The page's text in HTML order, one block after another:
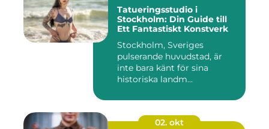
Tatueringsstudio i
Stockholm: Din Guide till
Ett Fantastiskt Konstverk
Stockholm, Sveriges
pulserande huvudstad, är
inte bara känt för sina
historiska landm...
02. okt